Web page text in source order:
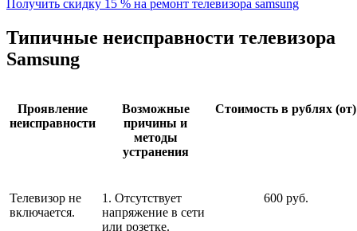
Получить скидку 15 % на ремонт телевизора samsung
Типичные неисправности телевизора
Samsung
Проявление
неисправности
Возможные
причины и
методы
устранения
Стоимость в рублях (от)
Телевизор не
включается.
1. Отсутствует
напряжение в сети
или розетке.
600 руб.